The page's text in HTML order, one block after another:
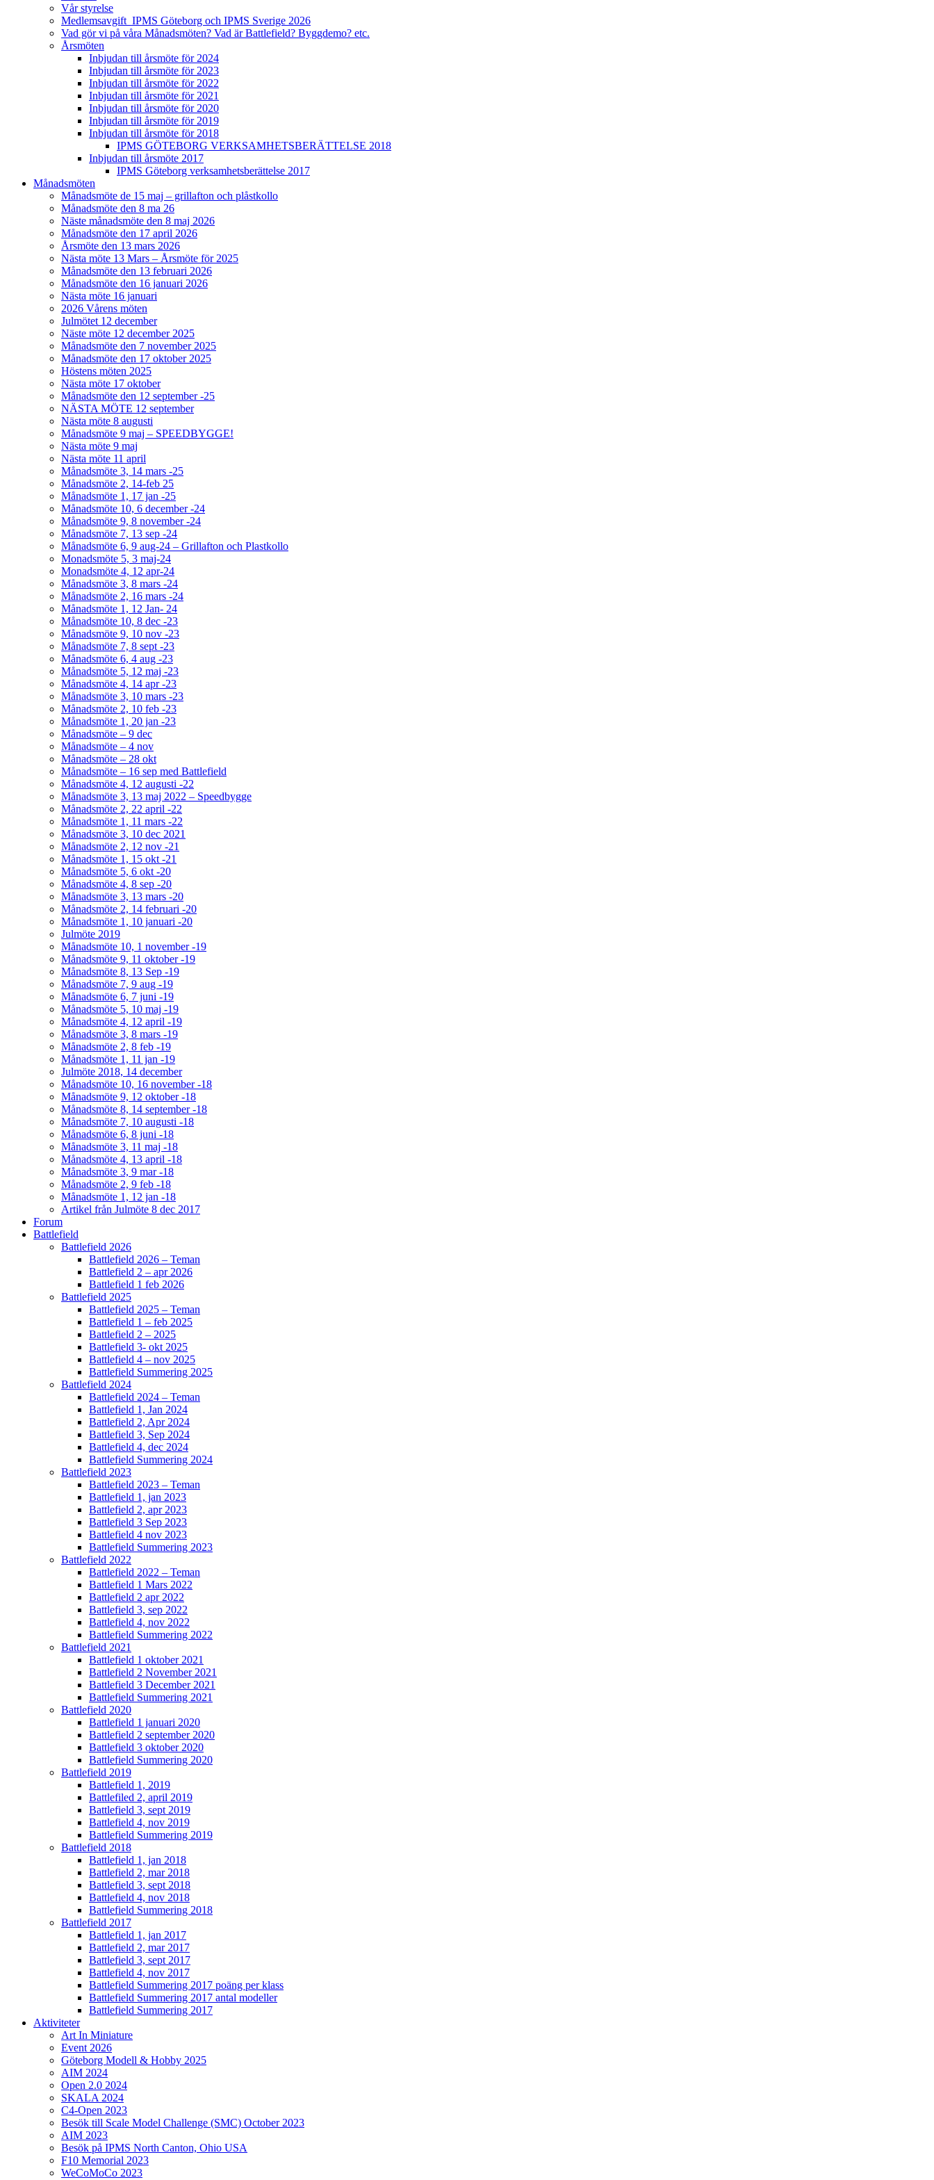
Vår styrelse
Medlemsavgift IPMS Göteborg och IPMS Sverige 2026
Vad gör vi på våra Månadsmöten? Vad är Battlefield? Byggdemo? etc.
Årsmöten
Inbjudan till årsmöte för 2024
Inbjudan till årsmöte för 2023
Inbjudan till årsmöte för 2022
Inbjudan till årsmöte för 2021
Inbjudan till årsmöte för 2020
Inbjudan till årsmöte för 2019
Inbjudan till årsmöte för 2018
IPMS GÖTEBORG VERKSAMHETSBERÄTTELSE 2018
Inbjudan till årsmöte 2017
IPMS Göteborg verksamhetsberättelse 2017
Månadsmöten
Månadsmöte de 15 maj – grillafton och plåstkollo
Månadsmöte den 8 ma 26
Näste månadsmöte den 8 maj 2026
Månadsmöte den 17 april 2026
Årsmöte den 13 mars 2026
Nästa möte 13 Mars – Årsmöte för 2025
Månadsmöte den 13 februari 2026
Månadsmöte den 16 januari 2026
Nästa möte 16 januari
2026 Vårens möten
Julmötet 12 december
Näste möte 12 december 2025
Månadsmöte den 7 november 2025
Månadsmöte den 17 oktober 2025
Höstens möten 2025
Nästa möte 17 oktober
Månadsmöte den 12 september -25
NÄSTA MÖTE 12 september
Nästa möte 8 augusti
Månadsmöte 9 maj – SPEEDBYGGE!
Nästa möte 9 maj
Nästa möte 11 april
Månadsmöte 3, 14 mars -25
Månadsmöte 2, 14-feb 25
Månadsmöte 1, 17 jan -25
Månadsmöte 10, 6 december -24
Månadsmöte 9, 8 november -24
Månadsmöte 7, 13 sep -24
Månadsmöte 6, 9 aug-24 – Grillafton och Plastkollo
Monadsmöte 5, 3 maj-24
Monadsmöte 4, 12 apr-24
Månadsmöte 3, 8 mars -24
Månadsmöte 2, 16 mars -24
Månadsmöte 1, 12 Jan- 24
Månadsmöte 10, 8 dec -23
Månadsmöte 9, 10 nov -23
Månadsmöte 7, 8 sept -23
Månadsmöte 6, 4 aug -23
Månadsmöte 5, 12 maj -23
Månadsmöte 4, 14 apr -23
Månadsmöte 3, 10 mars -23
Månadsmöte 2, 10 feb -23
Månadsmöte 1, 20 jan -23
Månadsmöte – 9 dec
Månadsmöte – 4 nov
Månadsmöte – 28 okt
Månadsmöte – 16 sep med Battlefield
Månadsmöte 4, 12 augusti -22
Månadsmöte 3, 13 maj 2022 – Speedbygge
Månadsmöte 2, 22 april -22
Månadsmöte 1, 11 mars -22
Månadsmöte 3, 10 dec 2021
Månadsmöte 2, 12 nov -21
Månadsmöte 1, 15 okt -21
Månadsmöte 5, 6 okt -20
Månadsmöte 4, 8 sep -20
Månadsmöte 3, 13 mars -20
Månadsmöte 2, 14 februari -20
Månadsmöte 1, 10 januari -20
Julmöte 2019
Månadsmöte 10, 1 november -19
Månadsmöte 9, 11 oktober -19
Månadsmöte 8, 13 Sep -19
Månadsmöte 7, 9 aug -19
Månadsmöte 6, 7 juni -19
Månadsmöte 5, 10 maj -19
Månadsmöte 4, 12 april -19
Månadsmöte 3, 8 mars -19
Månadsmöte 2, 8 feb -19
Månadsmöte 1, 11 jan -19
Julmöte 2018, 14 december
Månadsmöte 10, 16 november -18
Månadsmöte 9, 12 oktober -18
Månadsmöte 8, 14 september -18
Månadsmöte 7, 10 augusti -18
Månadsmöte 6, 8 juni -18
Månadsmöte 3, 11 maj -18
Månadsmöte 4, 13 april -18
Månadsmöte 3, 9 mar -18
Månadsmöte 2, 9 feb -18
Månadsmöte 1, 12 jan -18
Artikel från Julmöte 8 dec 2017
Forum
Battlefield
Battlefield 2026
Battlefield 2026 – Teman
Battlefield 2 – apr 2026
Battlefield 1 feb 2026
Battlefield 2025
Battlefield 2025 – Teman
Battlefield 1 – feb 2025
Battlefield 2 – 2025
Battlefield 3- okt 2025
Battlefield 4 – nov 2025
Battlefield Summering 2025
Battlefield 2024
Battlefield 2024 – Teman
Battlefield 1, Jan 2024
Battlefield 2, Apr 2024
Battlefield 3, Sep 2024
Battlefield 4, dec 2024
Battlefield Summering 2024
Battlefield 2023
Battlefield 2023 – Teman
Battlefield 1, jan 2023
Battlefield 2, apr 2023
Battlefield 3 Sep 2023
Battlefield 4 nov 2023
Battlefield Summering 2023
Battlefield 2022
Battlefield 2022 – Teman
Battlefield 1 Mars 2022
Battlefield 2 apr 2022
Battlefield 3, sep 2022
Battlefield 4, nov 2022
Battlefield Summering 2022
Battlefield 2021
Battlefield 1 oktober 2021
Battlefield 2 November 2021
Battlefield 3 December 2021
Battlefield Summering 2021
Battlefield 2020
Battlefield 1 januari 2020
Battlefield 2 september 2020
Battlefield 3 oktober 2020
Battlefield Summering 2020
Battlefield 2019
Battlefield 1, 2019
Battlefiled 2, april 2019
Battlefield 3, sept 2019
Battlefield 4, nov 2019
Battlefield Summering 2019
Battlefield 2018
Battlefield 1, jan 2018
Battlefield 2, mar 2018
Battlefield 3, sept 2018
Battlefield 4, nov 2018
Battlefield Summering 2018
Battlefield 2017
Battlefield 1, jan 2017
Battlefield 2, mar 2017
Battlefield 3, sept 2017
Battlefield 4, nov 2017
Battlefield Summering 2017 poäng per klass
Battlefield Summering 2017 antal modeller
Battlefield Summering 2017
Aktiviteter
Art In Miniature
Event 2026
Göteborg Modell & Hobby 2025
AIM 2024
Open 2.0 2024
SKALA 2024
C4-Open 2023
Besök till Scale Model Challenge (SMC) October 2023
AIM 2023
Besök på IPMS North Canton, Ohio USA
F10 Memorial 2023
WeCoMoCo 2023